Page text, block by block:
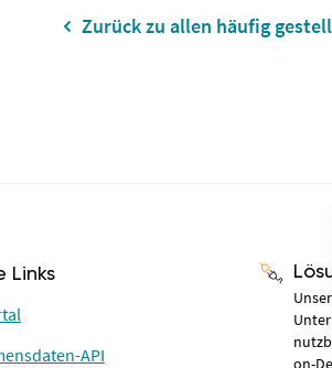
Zurück zu allen häufig
Links
API
on-